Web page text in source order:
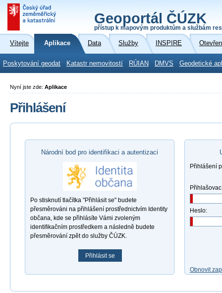
Geoportál ČÚZK
přístup k mapovým produktům a službám
Vítejte Aplikace Data Služby INSPIRE
Poskytování geodat Katastr nemovitostí RÚIAN DMVS Geodetické
Nyní jste zde: Aplikace
Přihlášení
Národní bod pro identifikaci a autentizaci
Po stisknutí tlačítka "Přihlásit se" budete
přesměrováni na přihlášení prostřednictvím Identity
občana, kde se přihlásíte Vámi zvoleným
identifikačním prostředkem a následně budete
přesměrování zpět do služby ČÚZK.
Přihlásit se
Přihlášení
Heslo:
Obnovit